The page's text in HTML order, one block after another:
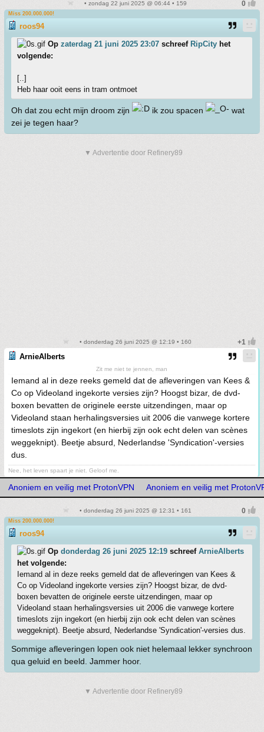
• zondag 22 juni 2025 @ 06:44 • 159
Miss 200.000.000!
roos94
Op zaterdag 21 juni 2025 23:07 schreef RipCity het
volgende:
[..]
Heb haar ooit eens in tram ontmoet
Oh dat zou echt mijn droom zijn ik zou spacen
wat
zei je tegen haar?
▼ Advertentie door Refinery89
• donderdag 26 juni 2025 @ 12:19 • 160
ArnieAlberts
Zit me niet te jennen, man
Iemand al in deze reeks gemeld dat de afleveringen van Kees &
Co op Videoland ingekorte versies zijn? Hoogst bizar, de dvd-
boxen bevatten de originele eerste uitzendingen, maar op
Videoland staan herhalingsversies uit 2006 die vanwege kortere
timeslots zijn ingekort (en hierbij zijn ook echt delen van scènes
weggeknipt). Beetje absurd, Nederlandse 'Syndication'-versies
dus.
Nee, het leven spaart je niet. Geloof me.
Anoniem en veilig met ProtonVPN Anoniem en veilig met
• donderdag 26 juni 2025 @ 12:31 • 161
Miss 200.000.000!
roos94
Op donderdag 26 juni 2025 12:19 schreef ArnieAlberts
het volgende:
Iemand al in deze reeks gemeld dat de afleveringen van Kees &
Co op Videoland ingekorte versies zijn? Hoogst bizar, de dvd-
boxen bevatten de originele eerste uitzendingen, maar op
Videoland staan herhalingsversies uit 2006 die vanwege kortere
timeslots zijn ingekort (en hierbij zijn ook echt delen van scènes
weggeknipt). Beetje absurd, Nederlandse 'Syndication'-versies dus.
Sommige afleveringen lopen ook niet helemaal lekker synchroon
qua geluid en beeld. Jammer hoor.
▼ Advertentie door Refinery89